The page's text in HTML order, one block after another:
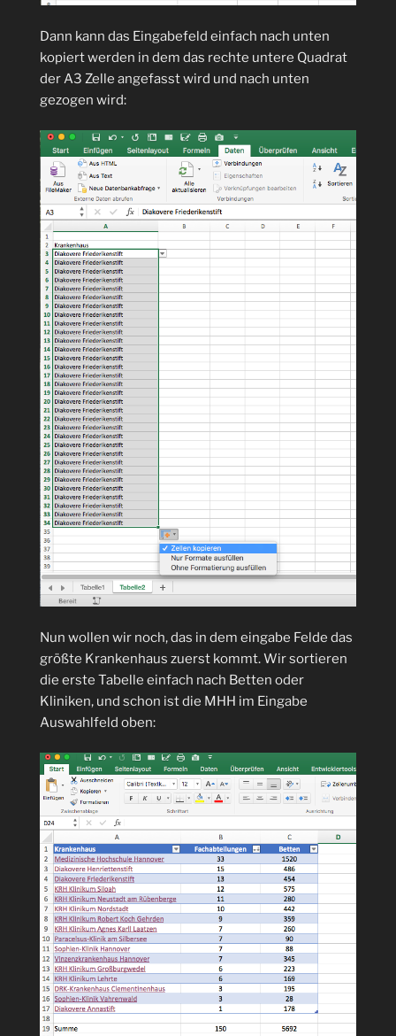
Dann kann das Eingabefeld einfach nach unten
kopiert werden in dem das rechte untere Quadrat
der A3 Zelle angefasst wird und nach unten
gezogen wird:
Nun wollen wir noch, das in dem eingabe Felde das
größte Krankenhaus zuerst kommt. Wir sortieren
die erste Tabelle einfach nach Betten oder
Kliniken, und schon ist die MHH im Eingabe
Auswahlfeld oben: